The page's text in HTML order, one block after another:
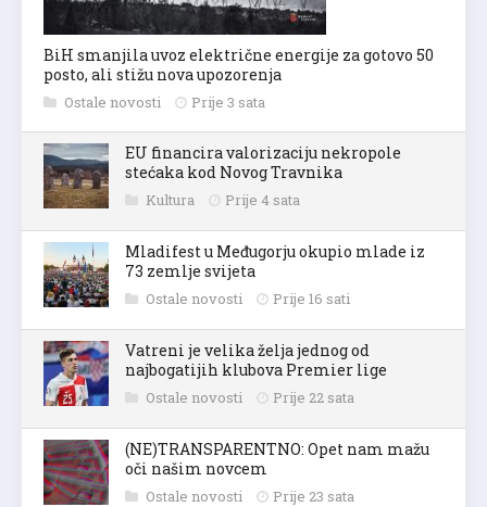
BiH smanjila uvoz električne energije za gotovo 50
posto, ali stižu nova upozorenja
Ostale novosti Prije 3 sata
EU financira valorizaciju nekropole
stećaka kod Novog Travnika
Kultura Prije 4 sata
Mladifest u Međugorju okupio mlade iz
73 zemlje svijeta
Ostale novosti Prije 16 sati
Vatreni je velika želja jednog od
najbogatijih klubova Premier lige
Ostale novosti Prije 22 sata
(NE)TRANSPARENTNO: Opet nam mažu
oči našim novcem
Ostale novosti Prije 23 sata